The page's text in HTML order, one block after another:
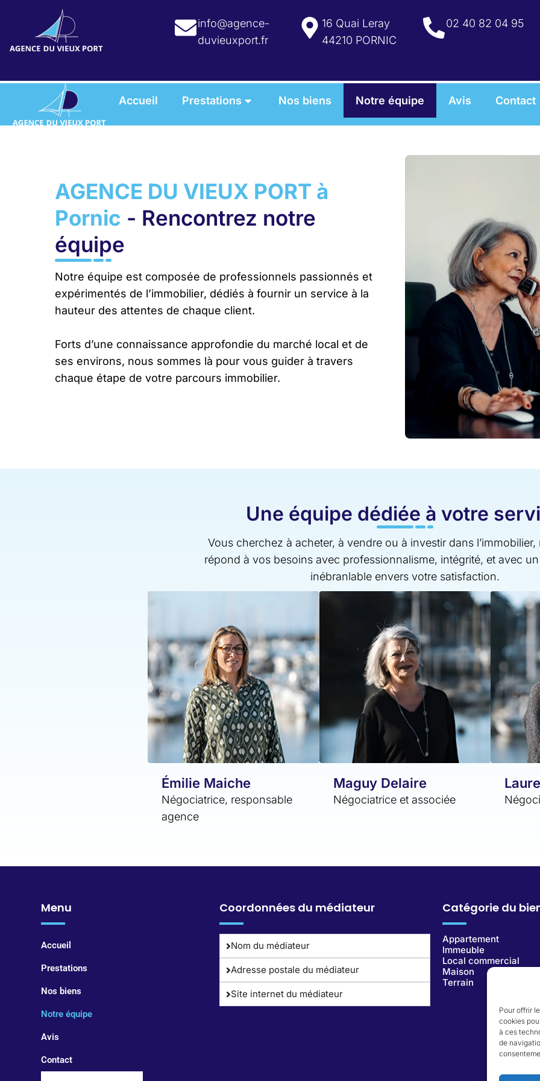
Pour offrir
cookies
à ces
de
info@agence-
duvieuxport.fr
16 Quai Leray
44210 PORNIC
02 40 82 04 95
Accueil Prestations Nos biens Notre équipe Avis Contact
AGENCE DU VIEUX PORT à
Pornic - Rencontrez notre
équipe
Notre équipe est composée de professionnels passionnés et
expérimentés de l’immobilier, dédiés à fournir un service à la
hauteur des attentes de chaque client.
Forts d’une connaissance approfondie du marché local et de
ses environs, nous sommes là pour vous guider à travers
chaque étape de votre parcours immobilier.
Une équipe dédiée à votre
Vous cherchez à acheter, à vendre ou à investir dans
répond à vos besoins avec professionnalisme, intégrité, et avec
inébranlable envers votre satisfaction.
Émilie Maiche
Négociatrice, responsable
agence
Maguy Delaire
Négociatrice et associée
Menu
Accueil
Prestations
Nos biens
Notre équipe
Avis
Contact
Coordonnées du médiateur
Nom du médiateur
Adresse postale du médiateur
Site internet du médiateur
Catégorie du
Appartement
Immeuble
Local commercial
Maison
Terrain